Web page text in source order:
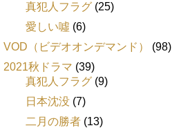
真犯人フラグ (25)
愛しい噓 (6)
VOD（ビデオオンデマンド）
(98)
2021秋ドラマ (39)
真犯人フラグ (9)
日本沈没 (7)
二月の勝者 (13)